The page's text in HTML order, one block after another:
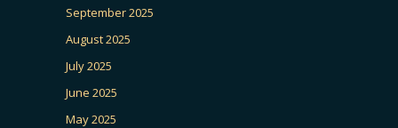
September 2025
August 2025
July 2025
June 2025
May 2025